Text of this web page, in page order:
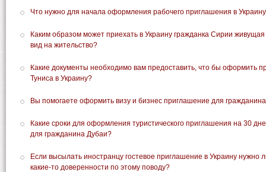
Что нужно для начала оформления рабочего приглашения в
Каким образом может приехать в Украину гражданка Сирии
вид на жительство?
Какие документы необходимо вам предоставить, что бы оформить
Туниса в Украину?
Вы помогаете оформить визу и бизнес приглашение для
Какие сроки для оформления туристического приглашения на 30
для гражданина Дубаи?
Если высылать иностранцу гостевое приглашение в Украину нужно
какие-то доверенности по этому поводу?